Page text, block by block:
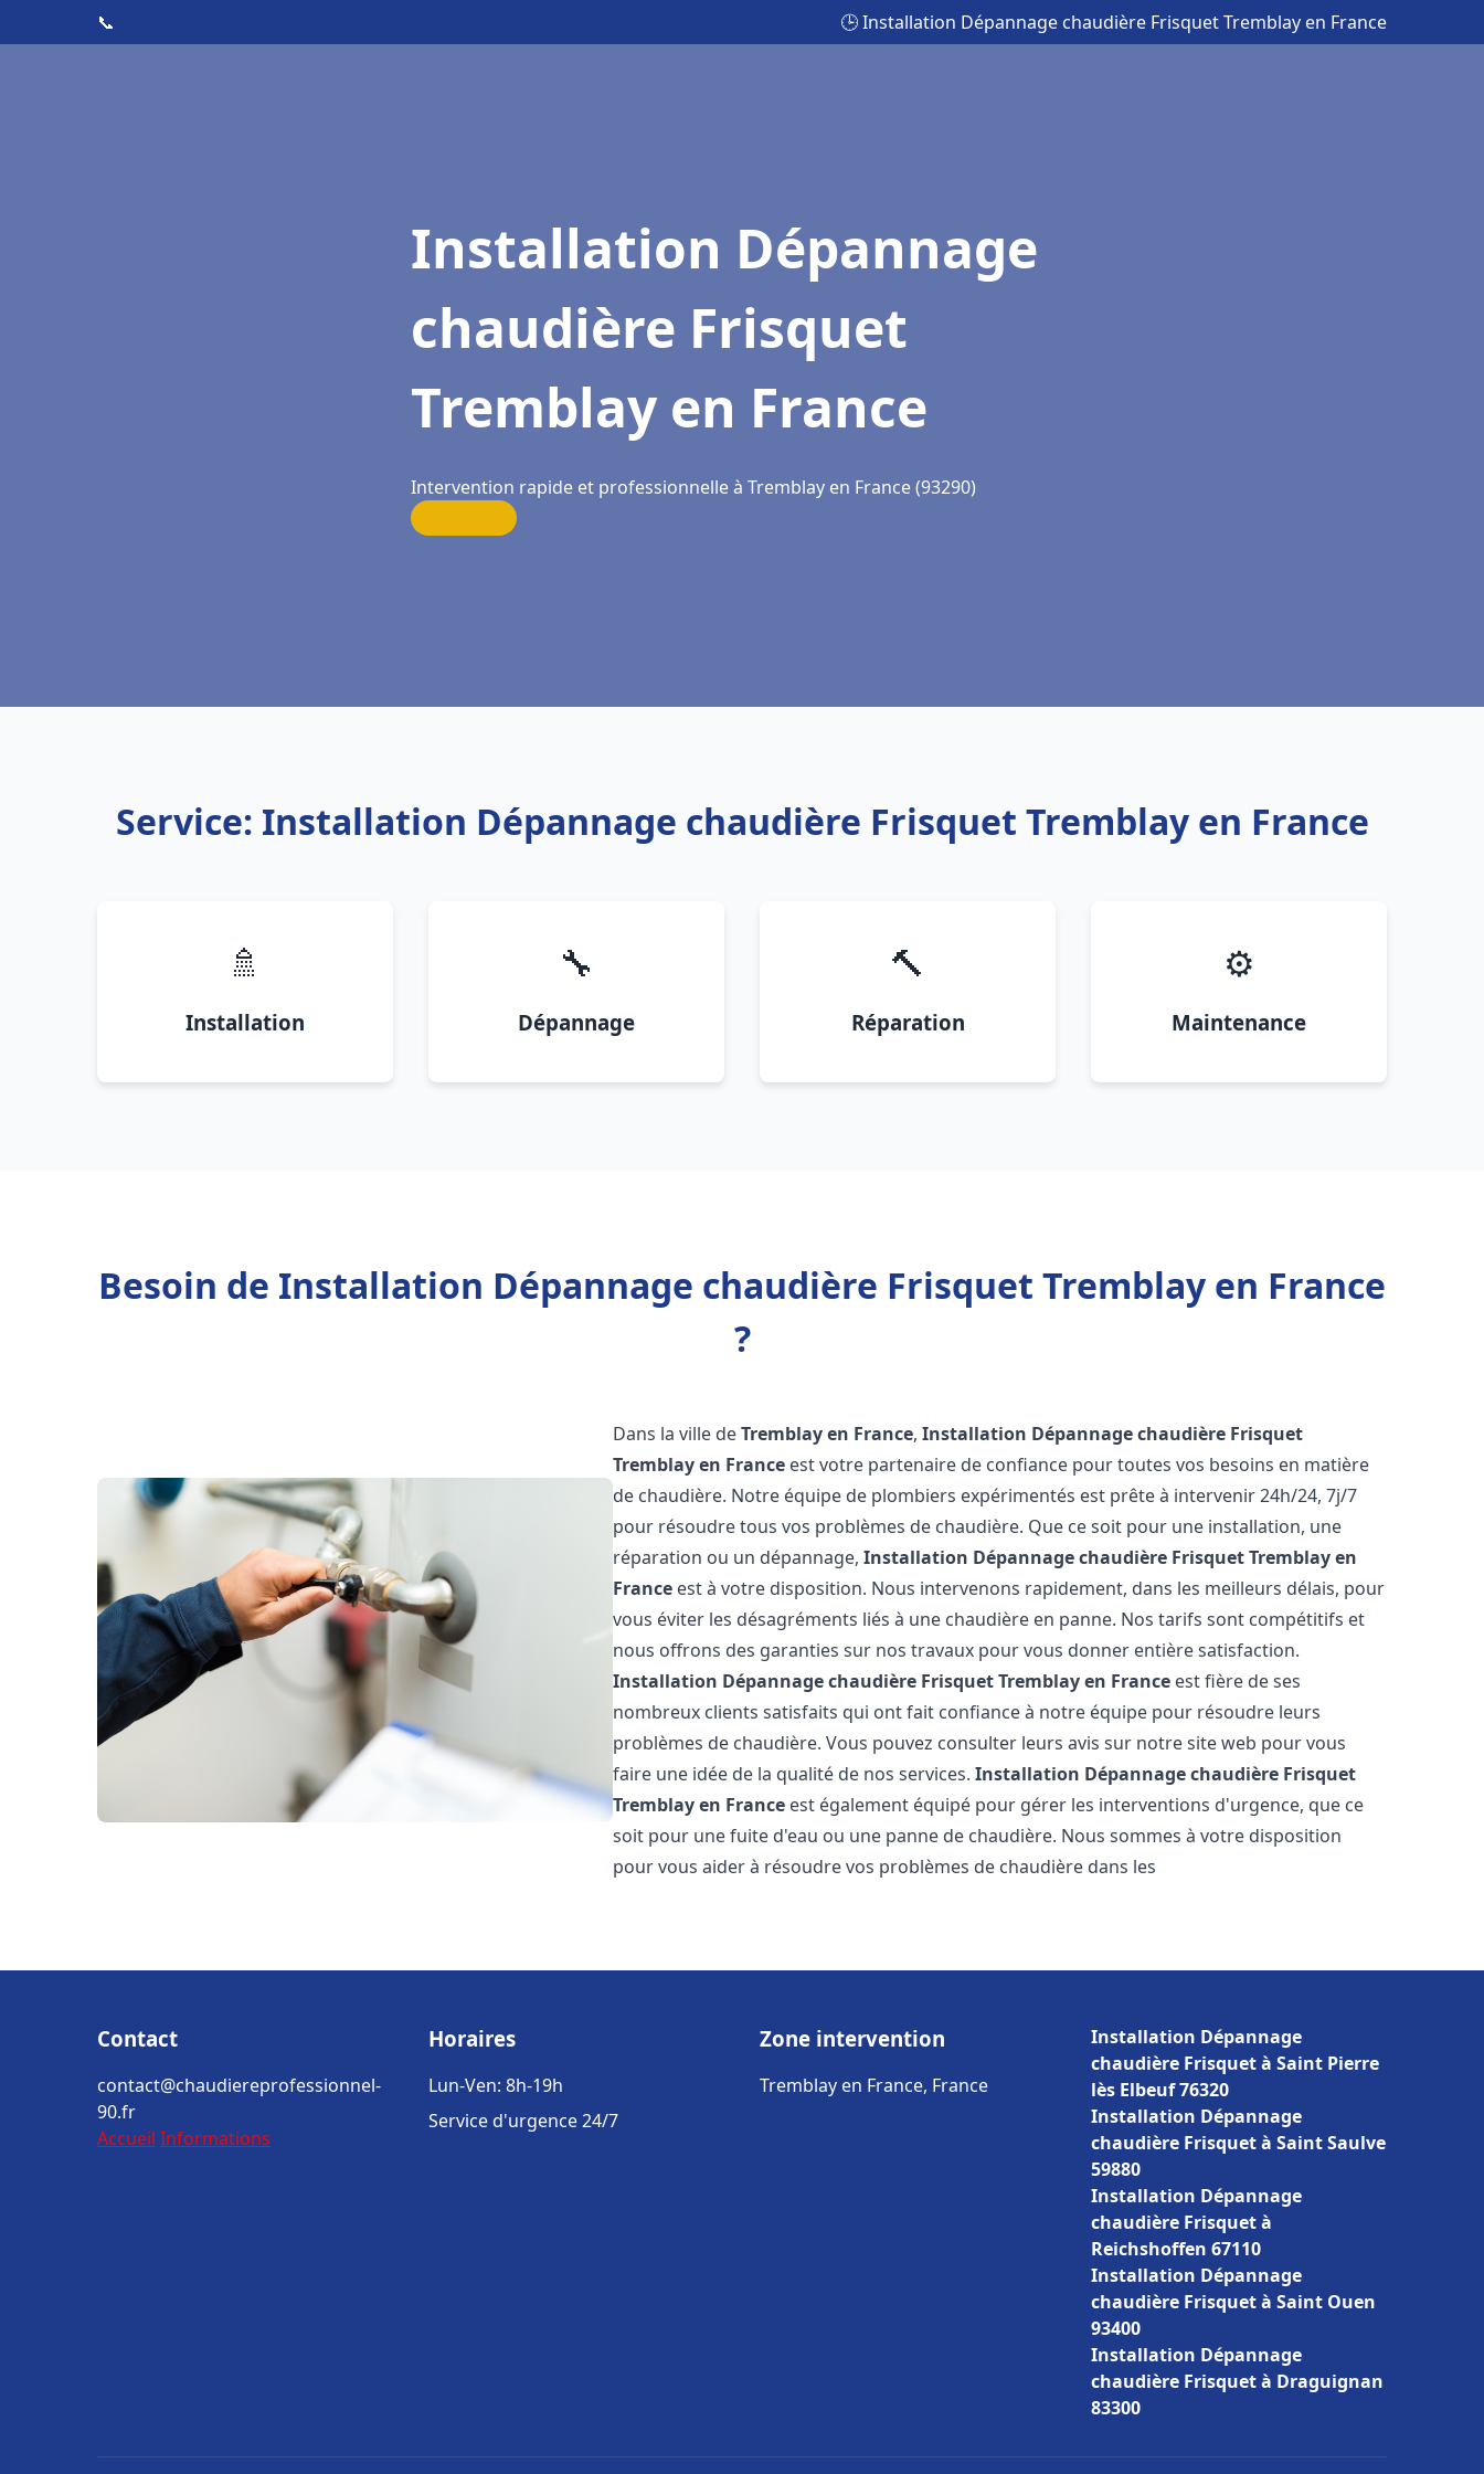
📞 🕒 Installation Dépannage chaudière Frisquet Tremblay en France
Installation Dépannage
chaudière Frisquet
Tremblay en France
Intervention rapide et professionnelle à Tremblay en France (93290)
Service: Installation Dépannage chaudière Frisquet Tremblay en France
🚿
Installation
🔧
Dépannage
🔨
Réparation
⚙️
Maintenance
Besoin de Installation Dépannage chaudière Frisquet Tremblay en France
?
Dans la ville deTremblay en France,Installation Dépannage chaudière Frisquet
Tremblay en France est votre partenaire de confiance pour toutes vos besoins en matière
de chaudière. Notre équipe de plombiers expérimentés est prête à intervenir 24h/24, 7j/7
pour résoudre tous vos problèmes de chaudière. Que ce soit pour une installation, une
réparation ou un dépannage,Installation Dépannage chaudière FrisquetTremblay en
France est à votre disposition. Nous intervenons rapidement, dans les meilleurs délais, pour
vous éviter les désagréments liés à une chaudière en panne. Nos tarifs sont compétitifs et
nous offrons des garanties sur nos travaux pour vous donner entière satisfaction.
Installation Dépannage chaudière FrisquetTremblay en France est fière de ses
nombreux clients satisfaits qui ont fait confiance à notre équipe pour résoudre leurs
problèmes de chaudière. Vous pouvez consulter leurs avis sur notre site web pour vous
faire une idée de la qualité de nos services.Installation Dépannage chaudière Frisquet
Tremblay en France est également équipé pour gérer les interventions d'urgence, que ce
soit pour une fuite d'eau ou une panne de chaudière. Nous sommes à votre disposition
pour vous aider à résoudre vos problèmes de chaudière dans les
Contact
contact@chaudiereprofessionnel-
90.fr
Accueil Informations
Horaires
Lun-Ven: 8h-19h
Service d'urgence 24/7
Zone intervention
Tremblay en France, France
Installation Dépannage
chaudière Frisquet à Saint Pierre
lès Elbeuf 76320
Installation Dépannage
chaudière Frisquet à Saint Saulve
59880
Installation Dépannage
chaudière Frisquet à
Reichshoffen 67110
Installation Dépannage
chaudière Frisquet à Saint Ouen
93400
Installation Dépannage
chaudière Frisquet à Draguignan
83300